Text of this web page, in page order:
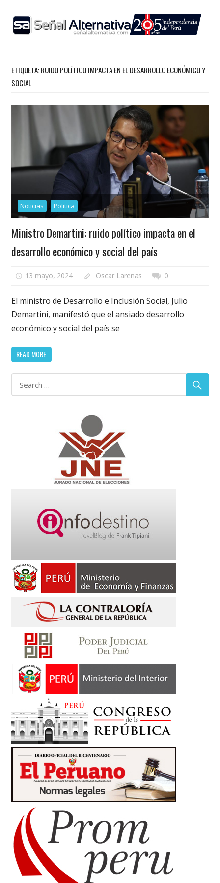
content
ETIQUETA:RUIDO POLÍTICO IMPACTA EN EL DESARROLLO ECONÓMICO Y
SOCIAL
Noticias Política
Ministro Demartini: ruido político impacta en el
desarrollo económico y social del país
13 mayo, 2024 Oscar Larenas 0
El ministro de Desarrollo e Inclusión Social, Julio
Demartini, manifestó que el ansiado desarrollo
económico y social del país se
READ MORE